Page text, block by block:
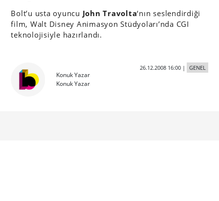
Bolt’u usta oyuncu John Travolta‘nın seslendirdiği
film, Walt Disney Animasyon Stüdyoları’nda CGI
teknolojisiyle hazırlandı.
Konuk Yazar
Konuk Yazar
26.12.2008 16:00| GENEL